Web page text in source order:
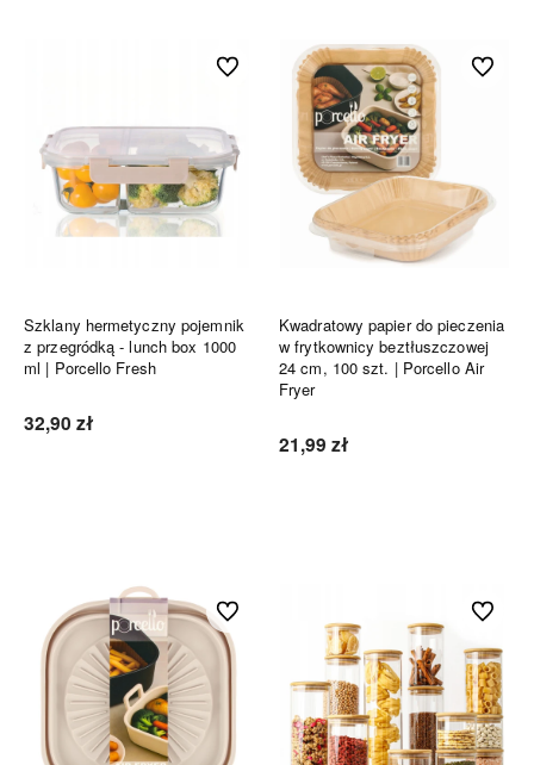
Szklany hermetyczny pojemnik
z przegródką - lunch box 1000
ml | Porcello Fresh
32,90 zł
Do ulubionych
Kwadratowy papier do pieczenia
w frytkownicy beztłuszczowej
24 cm, 100 szt. | Porcello Air
Fryer
21,99 zł
Do
Do ulubionych Do